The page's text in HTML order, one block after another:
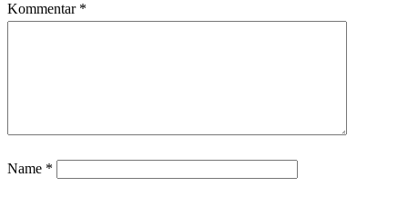
Kommentar *
Name *